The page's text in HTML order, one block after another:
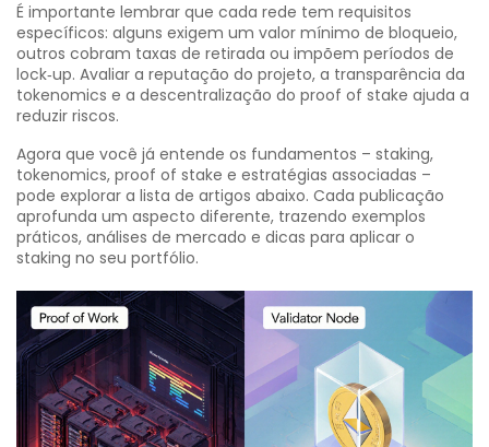
É importante lembrar que cada rede tem requisitos
específicos: alguns exigem um valor mínimo de bloqueio,
outros cobram taxas de retirada ou impõem períodos de
lock‑up. Avaliar a reputação do projeto, a transparência da
tokenomics e a descentralização do proof of stake ajuda a
reduzir riscos.
Agora que você já entende os fundamentos – staking,
tokenomics, proof of stake e estratégias associadas –
pode explorar a lista de artigos abaixo. Cada publicação
aprofunda um aspecto diferente, trazendo exemplos
práticos, análises de mercado e dicas para aplicar o
staking no seu portfólio.